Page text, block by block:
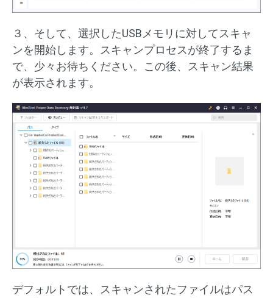
３、そして、選択したUSBメモリに対してスキャ
ンを開始します。スキャンプロセスが終了するま
で、少々お待ちください。この後、スキャン結果
が表示されます。
デフォルトでは、スキャンされたファイルはパス